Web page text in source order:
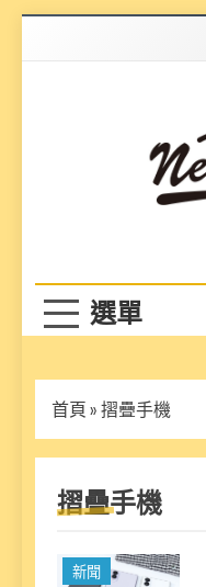
首頁 » 摺疊手機
摺疊手機
新聞